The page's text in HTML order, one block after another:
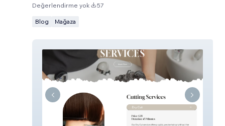
Değerlendirme yok 57
Blog Mağaza